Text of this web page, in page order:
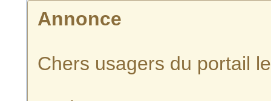
Annonce
Chers usagers du portail